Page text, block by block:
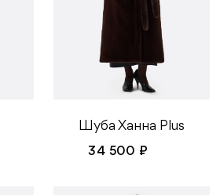
Шуба Ханна Plus
34 500 ₽